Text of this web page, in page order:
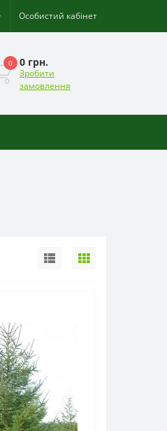
Особистий кабінет
0 0 грн.
Зробити
замовлення